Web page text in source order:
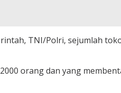
TNI/Polri, sejumlah
orang dan yang